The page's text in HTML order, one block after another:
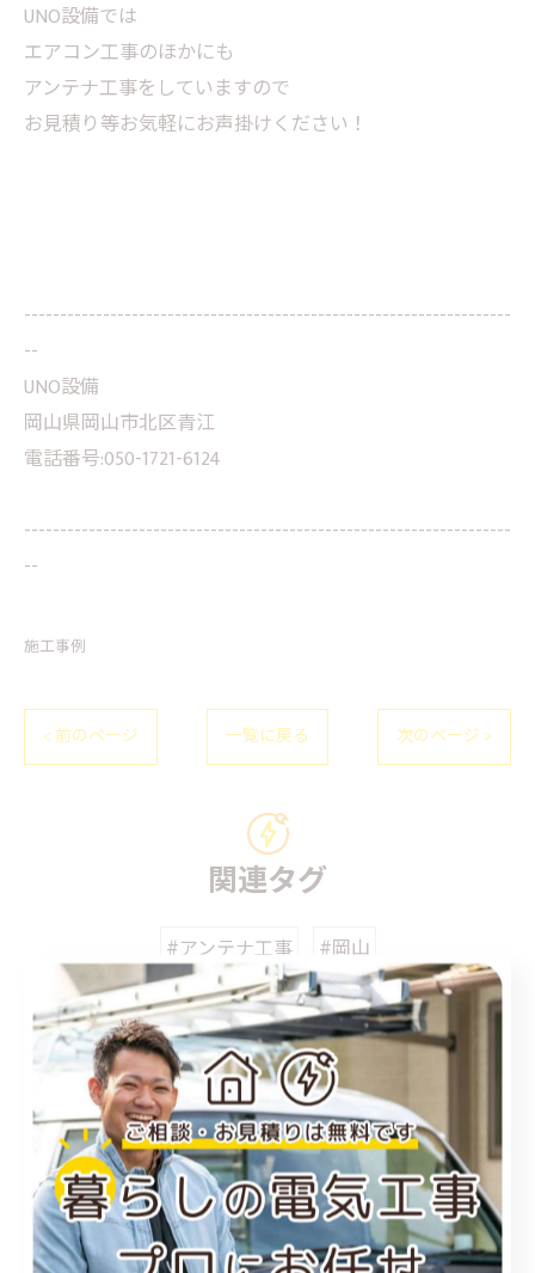
UNO設備では
エアコン工事のほかにも
アンテナ工事をしていますので
お見積り等お気軽にお声掛けください！
--------------------------------------------------------------------
--
UNO設備
岡山県岡山市北区青江
電話番号:050-1721-6124
--------------------------------------------------------------------
--
施工事例
< 前のページ 一覧に戻る 次のページ >
関連タグ
#アンテナ工事 #岡山
カテゴリー Categories
全てのカテゴリー
福山市のエアコン工事
尾道市のエアコン工事
倉敷市のエアコン工事